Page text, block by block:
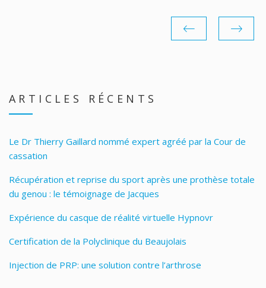
ARTICLES RÉCENTS
Le Dr Thierry Gaillard nommé expert agréé par la Cour de
cassation
Récupération et reprise du sport après une prothèse totale
du genou : le témoignage de Jacques
Expérience du casque de réalité virtuelle Hypnovr
Certification de la Polyclinique du Beaujolais
Injection de PRP: une solution contre l’arthrose